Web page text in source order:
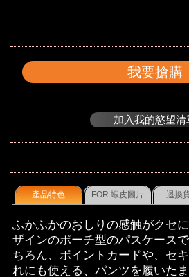
我要搶購
加入我的慾望清
產品特色 FOR 蝦皮圖片 退換
ふかふかのおしりの感触がクセ
ザインのポーチ型のパスケース
ちろん、ポイントカードや、セ
れにも使える、パンツを履いた